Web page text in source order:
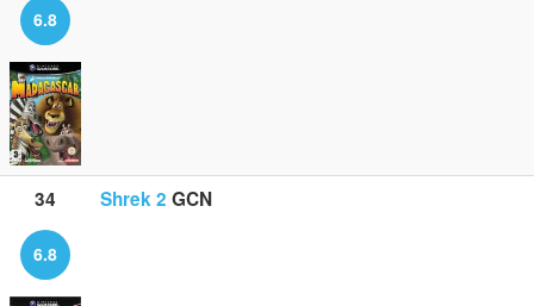
6.8
34 Shrek 2 GCN
6.8